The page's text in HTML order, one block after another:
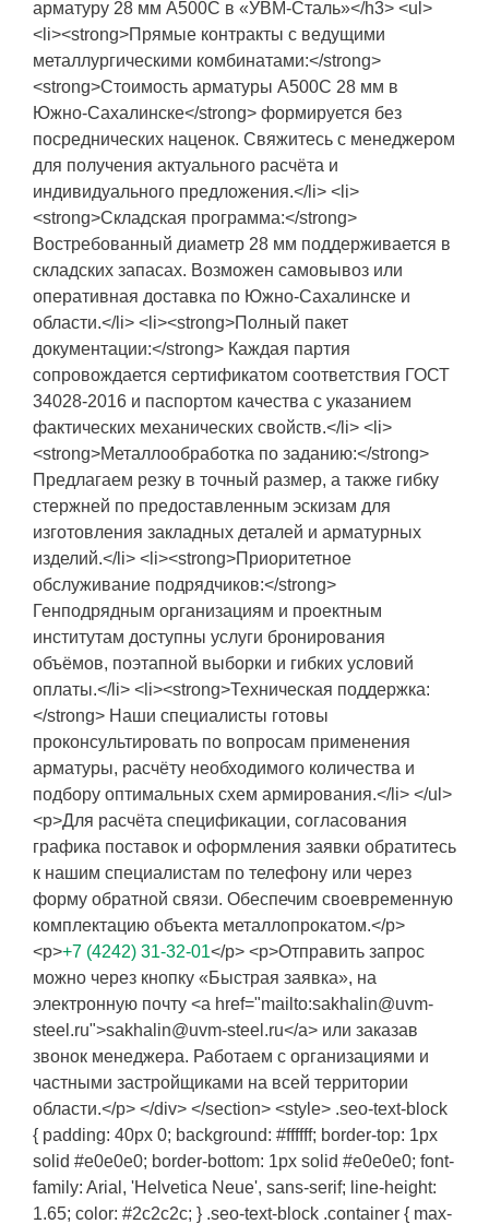
арматуру 28 мм А500С в «УВМ-Сталь»</h3> <ul>
<li><strong>Прямые контракты с ведущими
металлургическими комбинатами:</strong>
<strong>Стоимость арматуры А500С 28 мм в
Южно-Сахалинске</strong> формируется без
посреднических наценок. Свяжитесь с менеджером
для получения актуального расчёта и
индивидуального предложения.</li> <li>
<strong>Складская программа:</strong>
Востребованный диаметр 28 мм поддерживается в
складских запасах. Возможен самовывоз или
оперативная доставка по Южно-Сахалинске и
области.</li> <li><strong>Полный пакет
документации:</strong> Каждая партия
сопровождается сертификатом соответствия ГОСТ
34028-2016 и паспортом качества с указанием
фактических механических свойств.</li> <li>
<strong>Металлообработка по заданию:</strong>
Предлагаем резку в точный размер, а также гибку
стержней по предоставленным эскизам для
изготовления закладных деталей и арматурных
изделий.</li> <li><strong>Приоритетное
обслуживание подрядчиков:</strong>
Генподрядным организациям и проектным
институтам доступны услуги бронирования
объёмов, поэтапной выборки и гибких условий
оплаты.</li> <li><strong>Техническая поддержка:
</strong> Наши специалисты готовы
проконсультировать по вопросам применения
арматуры, расчёту необходимого количества и
подбору оптимальных схем армирования.</li> </ul>
<p>Для расчёта спецификации, согласования
графика поставок и оформления заявки обратитесь
к нашим специалистам по телефону или через
форму обратной связи. Обеспечим своевременную
комплектацию объекта металлопрокатом.</p>
<p>+7 (4242) 31-32-01</p> <p>Отправить запрос
можно через кнопку «Быстрая заявка», на
электронную почту <a href="mailto:sakhalin@uvm-
steel.ru">sakhalin@uvm-steel.ru</a> или заказав
звонок менеджера. Работаем с организациями и
частными застройщиками на всей территории
области.</p> </div> </section> <style> .seo-text-block
{ padding: 40px 0; background: #ffffff; border-top: 1px
solid #e0e0e0; border-bottom: 1px solid #e0e0e0; font-
family: Arial, 'Helvetica Neue', sans-serif; line-height:
1.65; color: #2c2c2c; } .seo-text-block .container { max-